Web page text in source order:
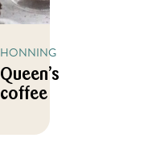
HONNING
Queen’s
coffee